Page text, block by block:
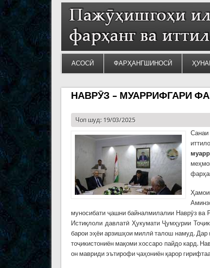
АСОСӢ ФАРҲАНГШИНОСӢ
НАВРӮЗ – МУАРРИФГАРИ
Чоп шуд: 19/03/2025
муносибати ҷашни байналмилалии Наврӯз ва
Истиқлоли давлатӣ Ҳукумати Ҷумҳурии
барои эҳёи арзишҳои миллӣ талош намуд.
тоҷикистониён мақоми хоссаро пайдо кард.
он мавриди эътирофи ҷаҳониён қарор